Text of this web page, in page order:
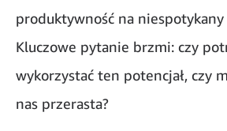
produktywność na
Kluczowe pytanie brzmi: czy
wykorzystać ten potencjał, czy
nas przerasta?